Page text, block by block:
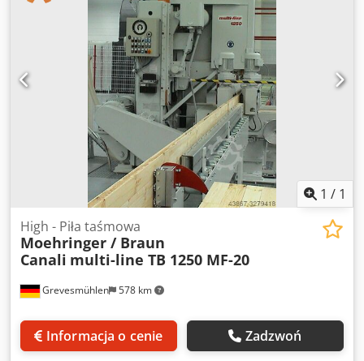
1 / 1
Grevesmühlen 578 km
High - Piła taśmowa
Moehringer / Braun
Canali multi-line TB 1250 MF-20
Informacja o cenie Zadzwoń